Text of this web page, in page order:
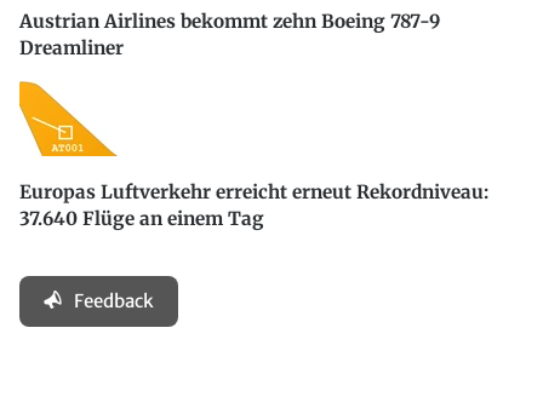
Austrian Airlines bekommt zehn Boeing 787-9
Dreamliner
Europas Luftverkehr erreicht erneut Rekordniveau:
37.640 Flüge an einem Tag
Feedback